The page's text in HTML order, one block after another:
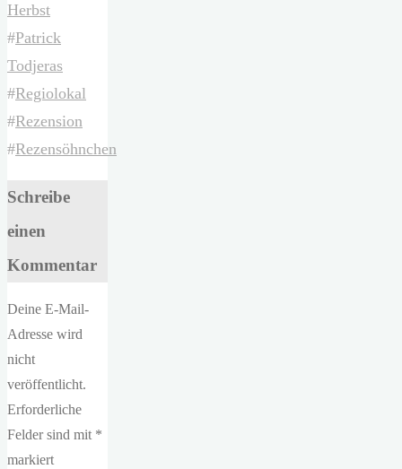
Herbst
#Patrick
Todjeras
#Regiolokal
#Rezension
#Rezensöhnchen
Schreibe
einen
Kommentar
Deine E-Mail-
Adresse wird
nicht
veröffentlicht.
Erforderliche
Felder sind mit *
markiert